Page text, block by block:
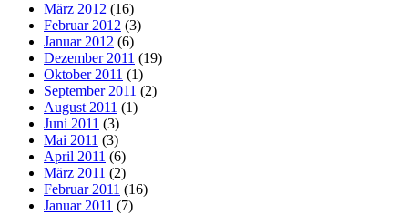
März 2012 (16)
Februar 2012 (3)
Januar 2012 (6)
Dezember 2011 (19)
Oktober 2011 (1)
September 2011 (2)
August 2011 (1)
Juni 2011 (3)
Mai 2011 (3)
April 2011 (6)
März 2011 (2)
Februar 2011 (16)
Januar 2011 (7)